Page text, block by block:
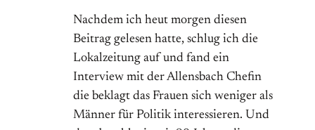
Nachdem ich heut morgen diesen
Beitrag gelesen hatte, schlug ich die
Lokalzeitung auf und fand ein
Interview mit der Allensbach Chefin
die beklagt das Frauen sich weniger als
Männer für Politik interessieren. Und